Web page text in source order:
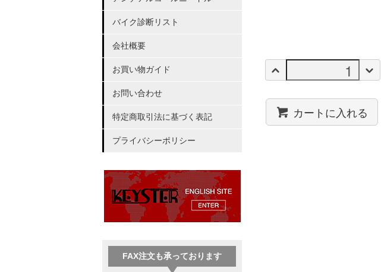
カートに入れる
バイク診断リスト
会社概要
お買い物ガイド
お問い合わせ
特定商取引法に基づく表記
プライバシーポリシー
FAX注文も承っております